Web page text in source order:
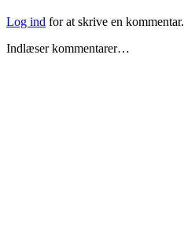
Log ind for at skrive en kommentar.
Indlæser kommentarer…